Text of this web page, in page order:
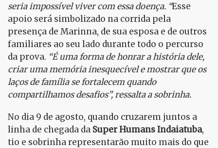
seria impossível viver com essa doença. “Esse
apoio será simbolizado na corrida pela
presença de Marinna, de sua esposa e de outros
familiares ao seu lado durante todo o percurso
da prova. “É uma forma de honrar a história dele,
criar uma memória inesquecível e mostrar que os
laços de família se fortalecem quando
compartilhamos desafios”, ressalta a sobrinha.
No dia 9 de agosto, quando cruzarem juntos a
linha de chegada da Super Humans Indaiatuba,
tio e sobrinha representarão muito mais do que